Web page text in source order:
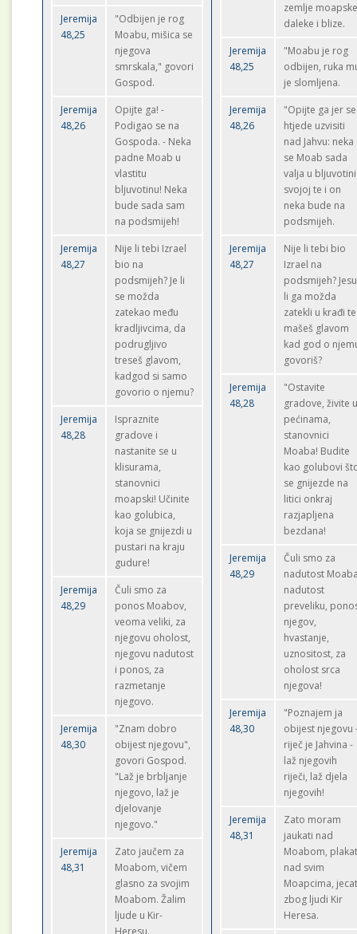
Jeremija
48,25
"Odbijen je rog
Moabu, mišica se
njegova
smrskala," govori
Gospod.
Jeremija
48,26
Opijte ga! -
Podigao se na
Gospoda. - Neka
padne Moab u
vlastitu
bljuvotinu! Neka
bude sada sam
na podsmijeh!
Jeremija
48,27
Nije li tebi Izrael
bio na
podsmijeh? Je li
se možda
zatekao među
kradljivcima, da
podrugljivo
treseš glavom,
kadgod si samo
govorio o njemu?
Jeremija
48,28
Ispraznite
gradove i
nastanite se u
klisurama,
stanovnici
moapski! Učinite
kao golubica,
koja se gnijezdi u
pustari na kraju
gudure!
Jeremija
48,29
Čuli smo za
ponos Moabov,
veoma veliki, za
njegovu oholost,
njegovu nadutost
i ponos, za
razmetanje
njegovo.
Jeremija
48,30
"Znam dobro
obijest njegovu",
govori Gospod.
"Laž je brbljanje
njegovo, laž je
djelovanje
njegovo."
Jeremija
48,31
Zato jaučem za
Moabom, vičem
glasno za svojim
Moabom. Žalim
ljude u Kir-
Heresu.
zemlje
daleke i blize.
Jeremija
48,25
"Moabu je rog
odbijen, ruka
je slomljena.
Jeremija
48,26
"Opijte ga jer se
htjede uzvisiti
nad Jahvu: neka
se Moab sada
valja u bljuvotini
svojoj te i on
neka bude na
podsmijeh.
Jeremija
48,27
Nije li tebi bio
Izrael na
podsmijeh? Jesu
li ga možda
zatekli u krađi te
mašeš glavom
kad god o
govoriš?
Jeremija
48,28
"Ostavite
gradove, živite
pećinama,
stanovnici
Moaba! Budite
kao golubovi
se gnijezde na
litici onkraj
razjapljena
bezdana!
Jeremija
48,29
Čuli smo za
nadutost
nadutost
preveliku,
njegov,
hvastanje,
uznositost, za
oholost srca
njegova!
Jeremija
48,30
"Poznajem ja
obijest njegovu
riječ je Jahvina -
laž njegovih
riječi, laž djela
njegovih!
Jeremija
48,31
Zato moram
jaukati nad
Moabom,
nad svim
Moapcima,
zbog ljudi Kir
Heresa.